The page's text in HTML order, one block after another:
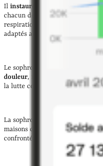
Il instaure un climat de
chacun de s’exprimer librement,
respiration, de relaxation
adaptés aux besoins de chacun.
Le sophrologue intervient pour
douleur, notamment en cas de
la lutte contre certaines
La sophrologie
maisons de retraite, actifs en
confrontés à des événements